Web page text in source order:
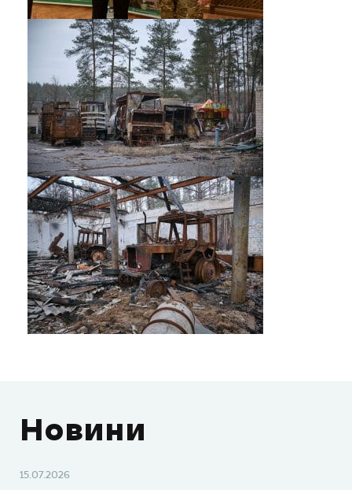
Новини
15.07.2026